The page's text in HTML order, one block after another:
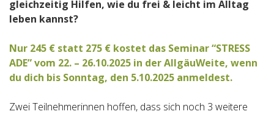
gleichzeitig Hilfen, wie du frei & leicht im Alltag
leben kannst?
Nur 245 € statt 275 € kostet das Seminar “STRESS
ADE” vom 22. – 26.10.2025 in der AllgäuWeite, wenn
du dich bis Sonntag, den 5.10.2025 anmeldest.
Zwei Teilnehmerinnen hoffen, dass sich noch 3 weitere